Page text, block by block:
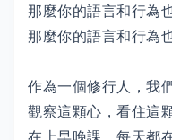
那麼你的語言和行為
那麼你的語言和行為
作為一個修行人，我
觀察這顆心，看住這
在上早晚課，每天都